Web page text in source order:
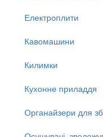
Електроплити
Кавомашини
Килимки
Кухонне приладдя
Органайзери для